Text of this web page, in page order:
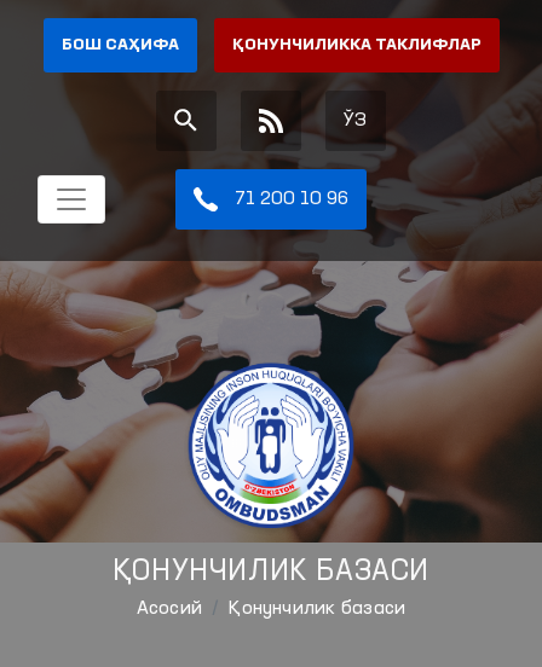
БОШ САҲИФА ҚОНУНЧИЛИККА ТАКЛИФЛАР
ЎЗ
71 200 10 96
ҚОНУНЧИЛИК БАЗАСИ
Aсосий Қонунчилик базаси